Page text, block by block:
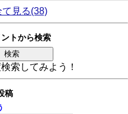
見る(38)
トから検索
索してみよう！
稿